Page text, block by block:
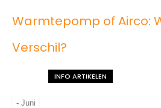
Warmtepomp of Airco:
Verschil?
INFO ARTIKELEN
-Juni